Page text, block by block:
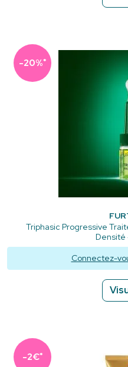
-20%*
Triphasic Progressive
Densité
Connectez-
-2€*